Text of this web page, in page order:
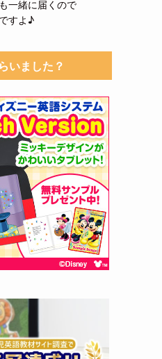
一緒に届くので
すよ♪
いました？